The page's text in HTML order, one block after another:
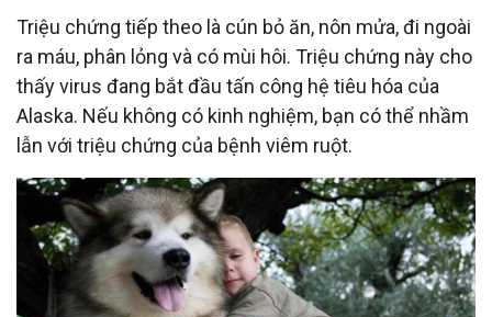
Triệu chứng tiếp theo là cún bỏ ăn, nôn mửa, đi ngoài
ra máu, phân lỏng và có mùi hôi. Triệu chứng này cho
thấy virus đang bắt đầu tấn công hệ tiêu hóa của
Alaska. Nếu không có kinh nghiệm, bạn có thể nhầm
lẫn với triệu chứng của bệnh viêm ruột.